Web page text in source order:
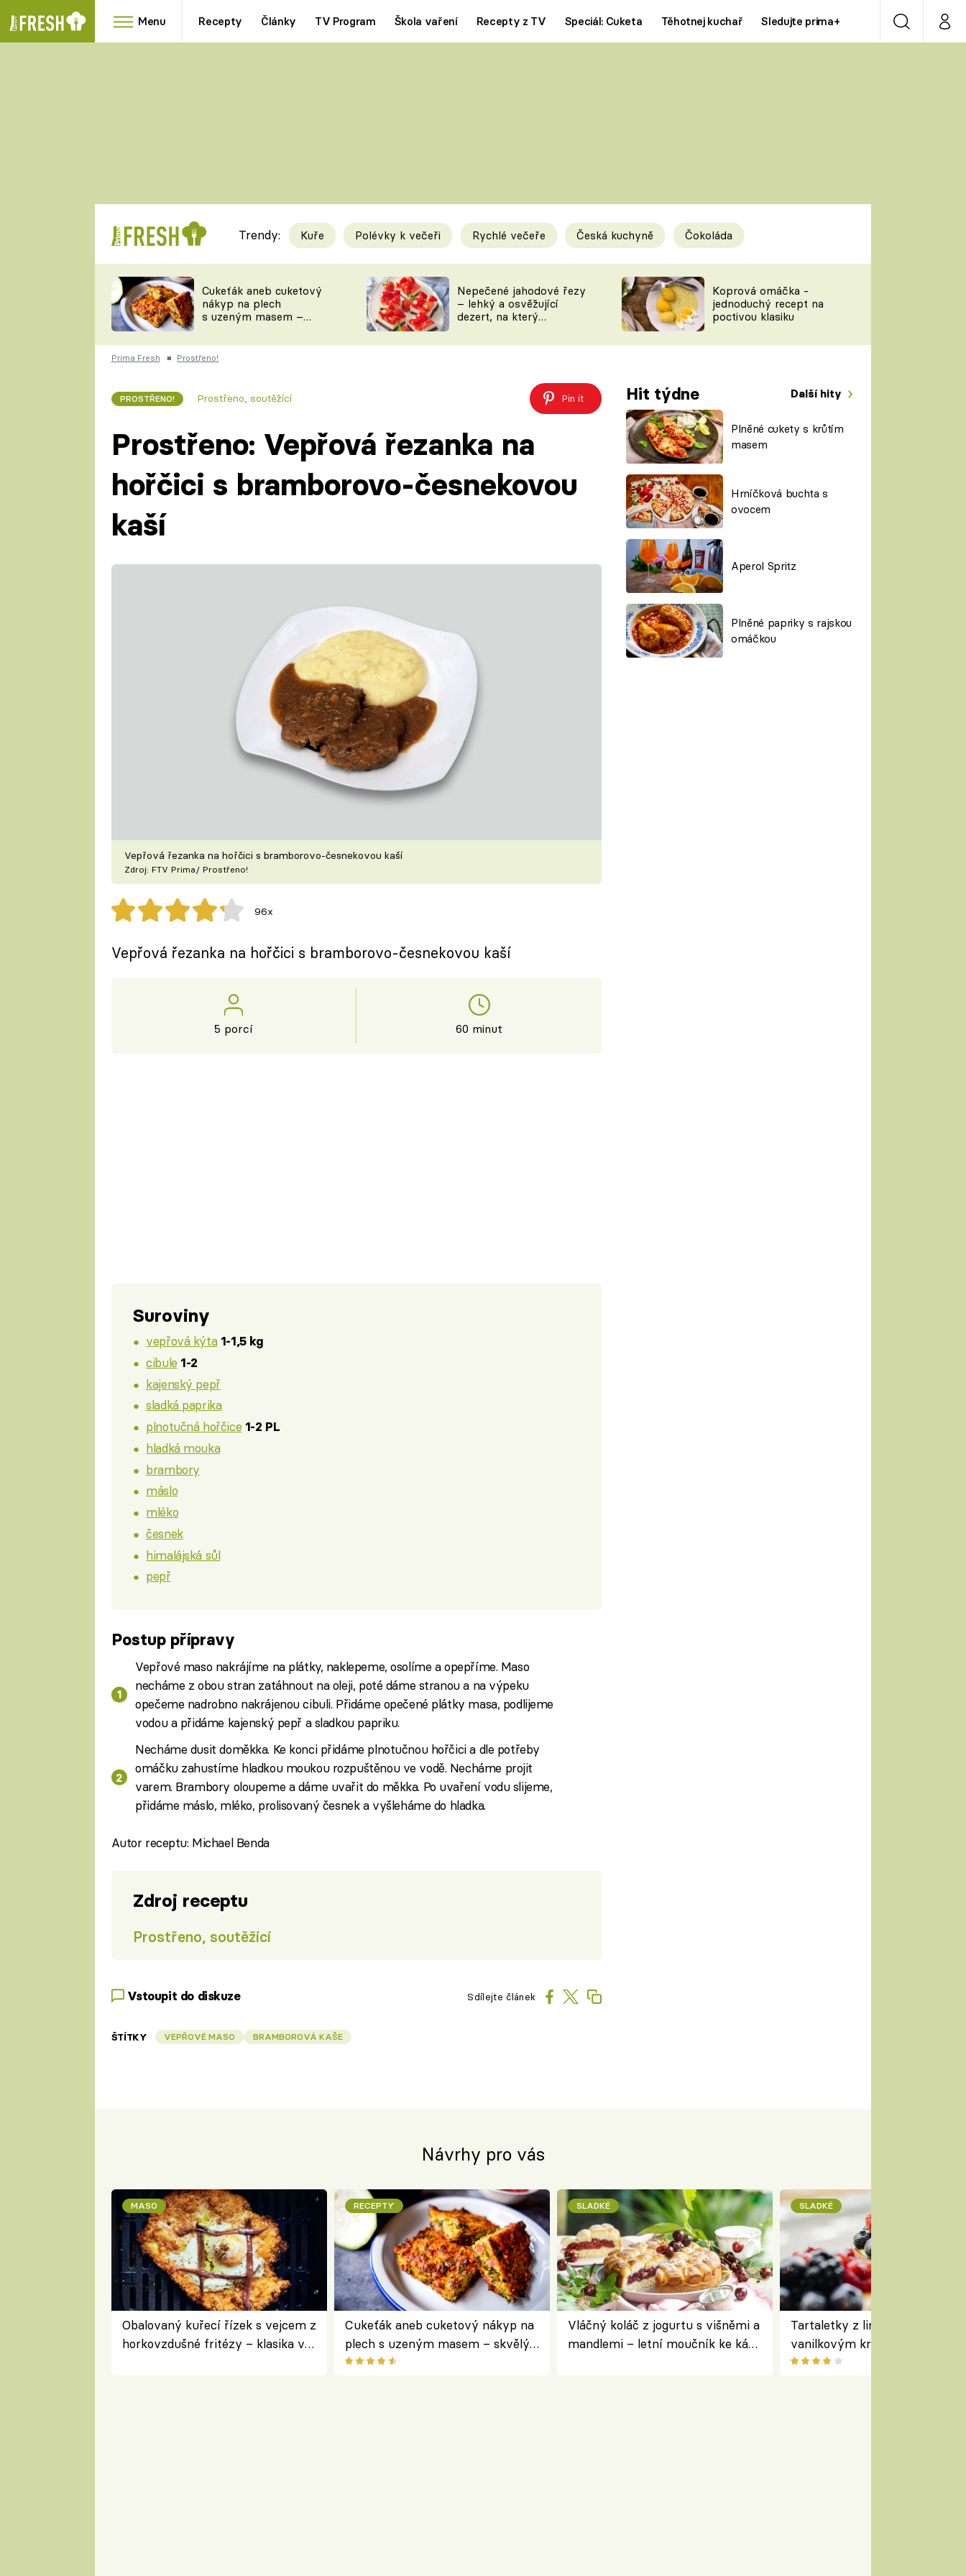
Menu Recepty Články TV Program Škola vaření Recepty z TV Speciál: Cuketa Těhotnej kuchař Sledujte prima+ VyhledáváníMůj
RYCHLOVKY
Videorecepty
TEĎ VAŘÍ ŠÉF!
ČESKO NA TALÍŘI
KUCHAŘKA
Tipy a triky
KAM ZA JÍDLEM
VYCHYTÁVKY
Novinky
ŠÉFREDAKTORKY
ČASOPIS
Prima LAJK
Sledujte nás
Trendy: Kuře Polévky k večeři Rychlé večeře Česká kuchyně Čokoláda
Cukeťák aneb cuketový
nákyp na plech
s uzeným masem –
zpracovat přerostlé
cukety
Nepečené jahodové řezy
– lehký a osvěžující
dezert, na který
Koprová omáčka -
jednoduchý recept na
poctivou klasiku
Prima Fresh ■ Prostřeno!
PROSTŘENO! Prostřeno, soutěžící Pin it Hit týdne Další hity
Plněné cukety s krůtím
masem
Hrníčková buchta s
ovocem
Aperol Spritz
Plněné papriky s rajskou
omáčkou
Prostřeno: Vepřová řezanka na
hořčici s bramborovo-česnekovou
kaší
Vepřová řezanka na hořčici s bramborovo-česnekovou kaší
Zdroj: FTV Prima/ Prostřeno!
96x
Vepřová řezanka na hořčici s bramborovo-česnekovou kaší
5 porcí 60 minut
Suroviny
vepřová kýta 1-1,5 kg
cibule 1-2
kajenský pepř
sladká paprika
plnotučná hořčice 1-2 PL
hladká mouka
brambory
máslo
mléko
česnek
himalájská sůl
pepř
Postup přípravy
Vepřové maso nakrájíme na plátky, naklepeme, osolíme a opepříme. Maso
necháme z obou stran zatáhnout na oleji, poté dáme stranou a na výpeku
opečeme nadrobno nakrájenou cibuli. Přidáme opečené plátky masa, podlijeme
vodou a přidáme kajenský pepř a sladkou papriku.
Necháme dusit doměkka. Ke konci přidáme plnotučnou hořčici a dle potřeby
omáčku zahustíme hladkou moukou rozpuštěnou ve vodě. Necháme projit
varem. Brambory oloupeme a dáme uvařit do měkka. Po uvaření vodu slijeme,
přidáme máslo, mléko, prolisovaný česnek a vyšleháme do hladka.
Autor receptu: Michael Benda
Zdroj receptu
Prostřeno, soutěžící
Vstoupit do diskuze Sdílejte článek
ŠTÍTKY VEPŘOVÉ MASO BRAMBOROVÁ KAŠE
Návrhy pro vás
MASO
Obalovaný kuřecí řízek s vejcem z
horkovzdušné fritézy – klasika v
RECEPTY
Cukeťák aneb cuketový nákyp na
plech s uzeným masem – skvělý
způsob, jak zpracovat přerostlé
SLADKÉ
Vláčný koláč z jogurtu s višněmi a
mandlemi – letní moučník ke kávě
SLADKÉ
Tartaletky z lineckého těsta s
vanilkovým krémem a lesním
ovocem podle Bread Society